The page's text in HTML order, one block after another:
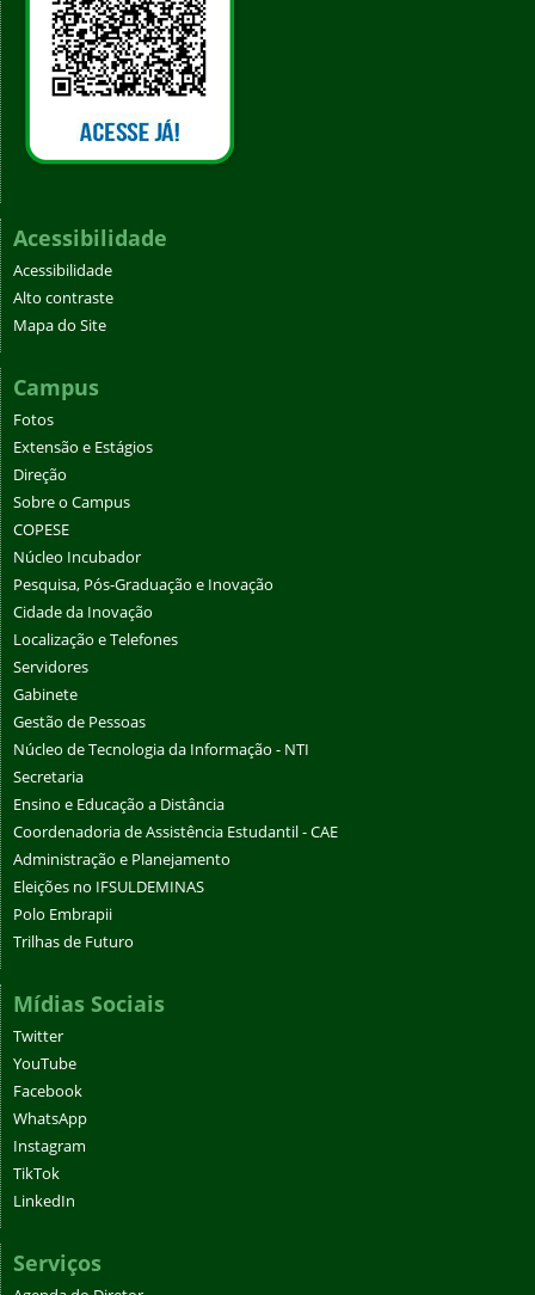
Acessibilidade
Acessibilidade
Alto contraste
Mapa do Site
Campus
Fotos
Extensão e Estágios
Direção
Sobre o Campus
COPESE
Núcleo Incubador
Pesquisa, Pós-Graduação e Inovação
Cidade da Inovação
Localização e Telefones
Servidores
Gabinete
Gestão de Pessoas
Núcleo de Tecnologia da Informação - NTI
Secretaria
Ensino e Educação a Distância
Coordenadoria de Assistência Estudantil - CAE
Administração e Planejamento
Eleições no IFSULDEMINAS
Polo Embrapii
Trilhas de Futuro
Mídias Sociais
Twitter
YouTube
Facebook
WhatsApp
Instagram
TikTok
LinkedIn
Serviços